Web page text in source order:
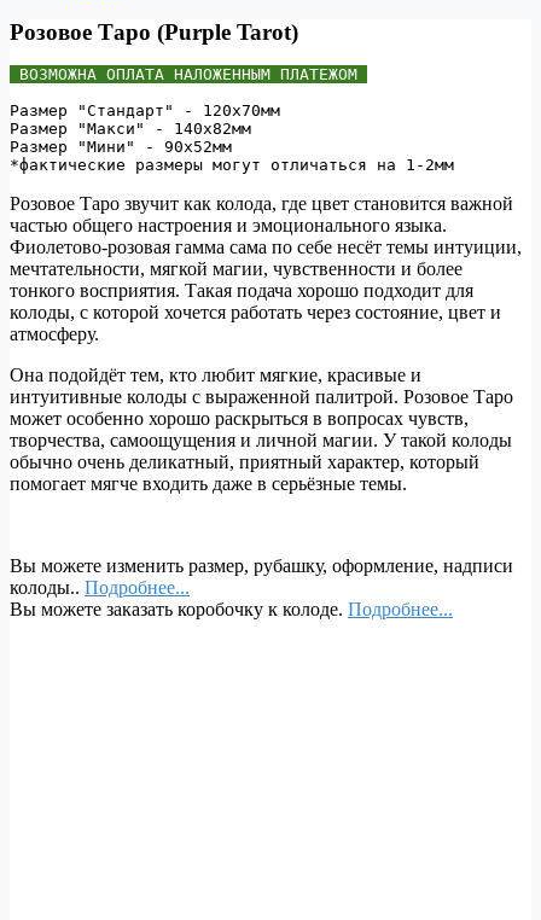
Розовое Таро (Purple Tarot)
ВОЗМОЖНА ОПЛАТА НАЛОЖЕННЫМ ПЛАТЕЖОМ
Размер "Стандарт" - 120х70мм
Размер "Макси" - 140х82мм
Размер "Мини" - 90х52мм
Розовое Таро звучит как колода, где цвет становится важной
частью общего настроения и эмоционального языка.
Фиолетово-розовая гамма сама по себе несёт темы интуиции,
мечтательности, мягкой магии, чувственности и более
тонкого восприятия. Такая подача хорошо подходит для
колоды, с которой хочется работать через состояние, цвет и
атмосферу.
Она подойдёт тем, кто любит мягкие, красивые и
интуитивные колоды с выраженной палитрой. Розовое Таро
может особенно хорошо раскрыться в вопросах чувств,
творчества, самоощущения и личной магии. У такой колоды
обычно очень деликатный, приятный характер, который
помогает мягче входить даже в серьёзные темы.
Вы можете изменить размер, рубашку, оформление, надписи
колоды.. Подробнее...
Вы можете заказать коробочку к колоде. Подробнее...